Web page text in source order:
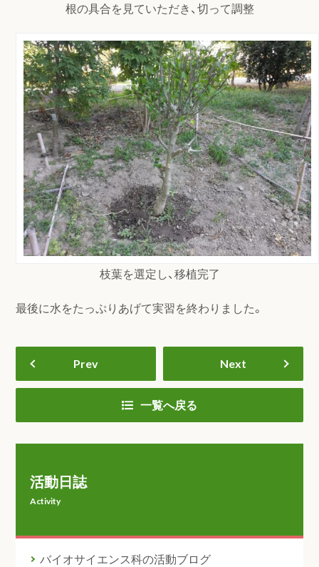
根の具合を見ていただき、切って調整
枝葉を選定し、移植完了
最後に水をたっぷりあげて実習を終わりました。
Prev Next
一覧へ戻る
活動日誌
Activity
バイオサイエンス科の活動ブログ